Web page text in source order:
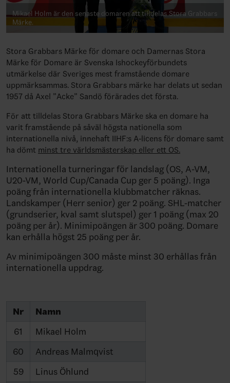
Mikael Holm är den senaste domaren att tilldelas Stora Grabbars
Märke.
Stora Grabbars Märke för domare och Damernas Stora
Märke för Domare är Svenska Ishockeyförbundets
utmärkelse där Sveriges mest framstående domare
uppmärksammas. Stora Grabbars märke har delats ut sedan
1957 då Axel ”Acke” Sandö förärades det första.
För att tilldelas Stora Grabbars Märke ska en domare ha
varit framstående på såväl högsta nationella som
internationella nivå, innehaft IIHF:s A-licens för domare samt
ha dömt minst tre världsmästerskap eller ett OS.
Internationella turneringar för landslag (OS, A-VM,
U20-VM, World Cup/Canada Cup ger 5 poäng). Inga
poäng från internationella klubbmatcher räknas.
Landskamper (Herr senior) ger 2 poäng. SHL-matcher
(grundserier, kval samt slutspel) ger 1 poäng (max 20
poäng per år). Minimipoängen är 300 poäng. Domare
kan erhålla högst 25 poäng per år.
Av minimipoängen 300 måste minst 30 erhållas från
internationella uppdrag.
Nr
Namn
61
Mikael Holm
60
Andreas Malmqvist
59
Linus Öhlund